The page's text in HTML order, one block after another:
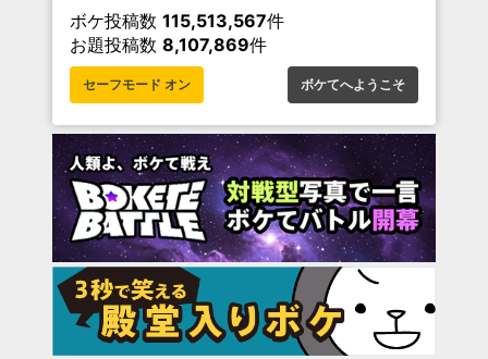
ボケ投稿数 115,513,567件
お題投稿数 8,107,869件
セーフモード オン ボケてへようこそ